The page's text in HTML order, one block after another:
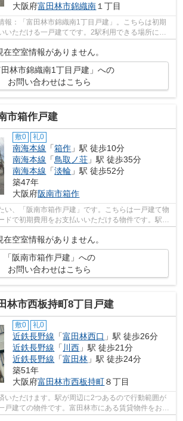
大阪府富田林市錦織南 １丁目
報：「富田林市錦織南1丁目戸建」。こちらは初期
いただける一戸建てです。2駅利用できる場所にあ
い分けができま...
在空室情報がありません。
田林市錦織南1丁目戸建」への
お問い合わせはこちら
市箱作戸建
敷0 礼0
南海本線 「箱作 」駅 徒歩10分
南海本線 「鳥取ノ荘 」駅 徒歩35分
南海本線 「淡輪 」駅 徒歩52分
築47年
大阪府阪南市箱作
い、「阪南市箱作戸建」です。こちらは一戸建て物
ドで初期費用をお支払いいただける物件です。駅か
在空室情報がありません。
「阪南市箱作戸建」への
お問い合わせはこちら
林市西板持町8丁目戸建
敷0 礼0
近鉄長野線 「富田林西口 」駅 徒歩26分
近鉄長野線 「 川西 」駅 徒歩21分
近鉄長野線 「富田林 」駅 徒歩24分
築51年
大阪府富田林市西板持町８丁目
いただけます。駅が周辺に2つあるので行動範囲が
戸建ての物件です。富田林市にある賃貸物件をお探